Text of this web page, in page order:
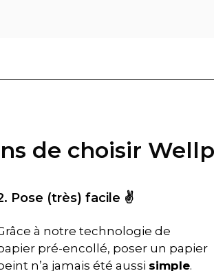
de choisir
Pose (très) facile ✌️
à notre technologie de
pré-encollé, poser un papier
n’a jamais été aussi simple.